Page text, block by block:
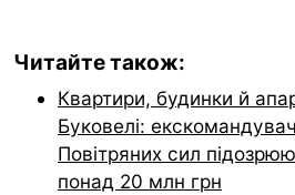
Читайте також:
Квартири, будинки й
Буковелі:
Повітряних сил
понад 20 млн грн